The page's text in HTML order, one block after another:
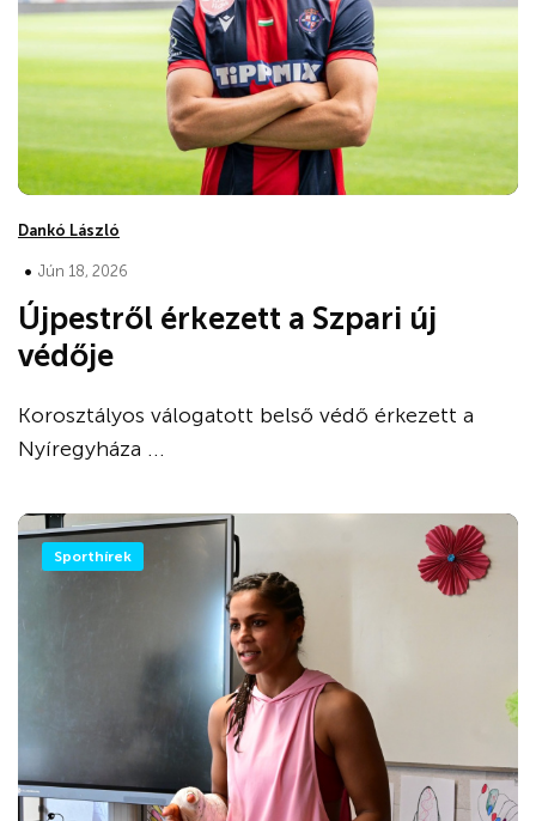
Dankó László
• Jún 18, 2026
Újpestről érkezett a Szpari új
védője
Korosztályos válogatott belső védő érkezett a
Nyíregyháza ...
Sporthírek